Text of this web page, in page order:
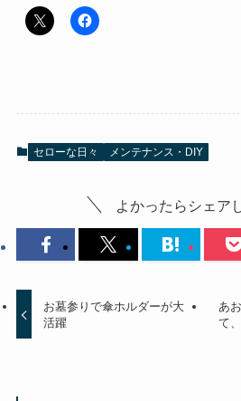
セローな日々 メンテナンス・DIY
よかったらシェア
お墓参りで傘ホルダーが大
活躍
あ
て、